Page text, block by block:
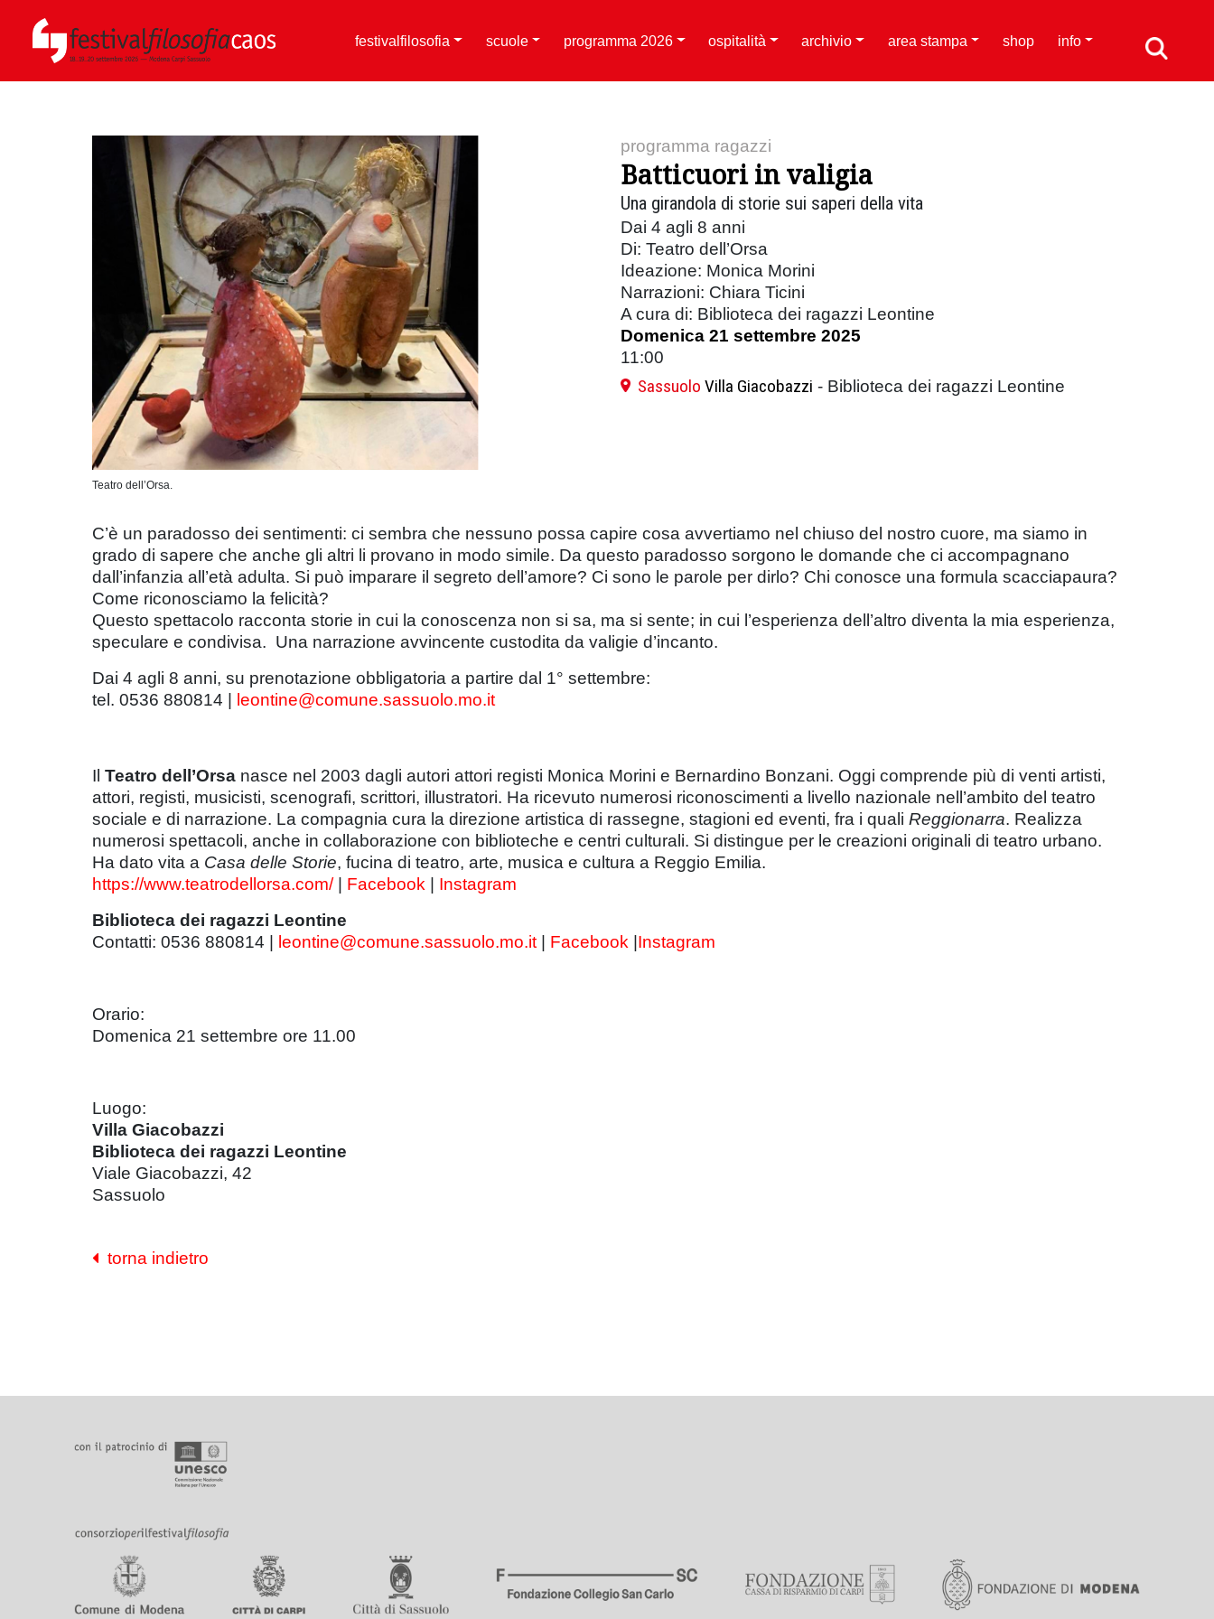
festivalfilosofia scuole programma 2026 ospitalità archivio area stampa shop info
Teatro dell’Orsa.
programma ragazzi
Batticuori in valigia
Una girandola di storie sui saperi della vita
Dai 4 agli 8 anni
Di: Teatro dell’Orsa
Ideazione: Monica Morini
Narrazioni: Chiara Ticini
A cura di: Biblioteca dei ragazzi Leontine
Domenica 21 settembre 2025
11:00
Sassuolo Villa Giacobazzi - Biblioteca dei ragazzi Leontine
C’è un paradosso dei sentimenti: ci sembra che nessuno possa capire cosa avvertiamo nel chiuso del nostro cuore, ma siamo in
grado di sapere che anche gli altri li provano in modo simile. Da questo paradosso sorgono le domande che ci accompagnano
dall’infanzia all’età adulta. Si può imparare il segreto dell’amore? Ci sono le parole per dirlo? Chi conosce una formula scacciapaura?
Come riconosciamo la felicità?
Questo spettacolo racconta storie in cui la conoscenza non si sa, ma si sente; in cui l’esperienza dell’altro diventa la mia esperienza,
speculare e condivisa. Una narrazione avvincente custodita da valigie d’incanto.
Dai 4 agli 8 anni, su prenotazione obbligatoria a partire dal 1° settembre:
tel. 0536 880814 |
leontine@comune.sassuolo.mo.it
Il Teatro dell’Orsa nasce nel 2003 dagli autori attori registi Monica Morini e Bernardino Bonzani. Oggi comprende più di venti artisti,
attori, registi, musicisti, scenografi, scrittori, illustratori. Ha ricevuto numerosi riconoscimenti a livello nazionale nell’ambito del teatro
sociale e di narrazione. La compagnia cura la direzione artistica di rassegne, stagioni ed eventi, fra i quali Reggionarra. Realizza
numerosi spettacoli, anche in collaborazione con biblioteche e centri culturali. Si distingue per le creazioni originali di teatro urbano.
Ha dato vita a Casa delle Storie, fucina di teatro, arte, musica e cultura a Reggio Emilia.
https://www.teatrodellorsa.com/| Facebook
Instagram
Biblioteca dei ragazzi Leontine
Contatti: 0536 880814 |
leontine@comune.sassuolo.mo.it Facebook Instagram
Orario:
Domenica 21 settembre ore 11.00
Luogo:
Villa Giacobazzi
Biblioteca dei ragazzi Leontine
Viale Giacobazzi, 42
Sassuolo
torna indietro